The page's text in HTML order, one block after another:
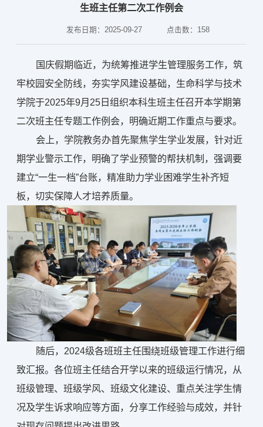
生班主任第二次工作例会
发布日期：2025-09-27 点击数： 158
国庆假期临近，为统筹推进学生管理服务工作，筑
牢校园安全防线，夯实学风建设基础，生命科学与技术
学院于2025年9月25日组织本科生班主任召开本学期第
二次班主任专题工作例会，明确近期工作重点与要求。
会上，学院教务办首先聚焦学生学业发展，针对近
期学业警示工作，明确了学业预警的帮扶机制，强调要
建立“一生一档”台账，精准助力学业困难学生补齐短
板，切实保障人才培养质量。
随后，2024级各班班主任围绕班级管理工作进行细
致汇报。各位班主任结合开学以来的班级运行情况，从
班级管理、班级学风、班级文化建设、重点关注学生情
况及学生诉求响应等方面，分享工作经验与成效，并针